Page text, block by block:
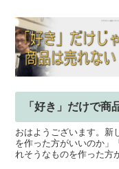
「好き」だけで商
おはようございます。新
を作った方がいいのか」
れそうなものを作った方